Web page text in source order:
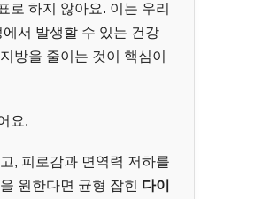
로 하지 않아요. 이는 우리
서 발생할 수 있는 건강
방을 줄이는 것이 핵심이
요.
, 피로감과 면역력 저하를
원한다면 균형 잡힌 다이